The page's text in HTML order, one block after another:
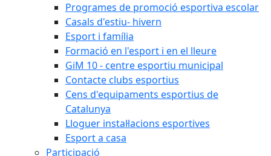
Programes de promoció esportiva escolar
Casals d'estiu- hivern
Esport i família
Formació en l'esport i en el lleure
GiM 10 - centre esportiu municipal
Contacte clubs esportius
Cens d'equipaments esportius de
Catalunya
Lloguer instal·lacions esportives
Esport a casa
Participació